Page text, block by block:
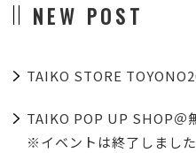
NEW POST
TAIKO STORE
TAIKO POP UP SHOP＠
※イベントは終了しました